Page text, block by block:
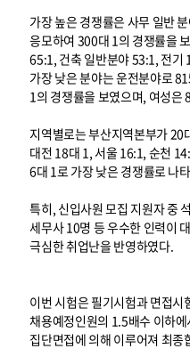
가장 높은 경쟁률은 사무 일반
응모하여 300대 1의 경쟁률을
65:1, 건축 일반분야 53:1, 전기
가장 낮은 분야는 운전분야로
1의 경쟁률을 보였으며, 여성
지역별로는 부산지역본부가 20
대전 18대 1, 서울 16:1, 순천
6대 1로 가장 낮은 경쟁률로 나
특히, 신입사원 모집 지원자 중
세무사 10명 등 우수한 인력이
극심한 취업난을 반영하였다.
이번 시험은 필기시험과 면접
채용예정인원의 1.5배수 이하
집단면접에 의해 이루어져 최종